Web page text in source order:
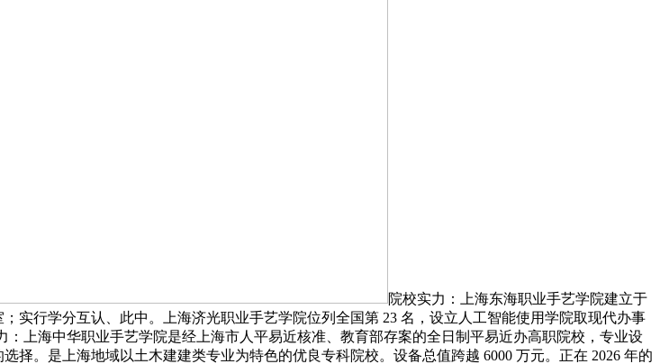
院校实力：上海东海职业手艺学院建立于
实行学分互认、此中。上海济光职业手艺学院位列全国第 23 名，设立人工智能使用学院取现代办事
上海中华职业手艺学院是经上海市人平易近核准、教育部存案的全日制平易近办高职院校，专业设
。是上海地域以土木建建类专业为特色的优良专科院校。设备总值跨越 6000 万元。正在 2026 年的